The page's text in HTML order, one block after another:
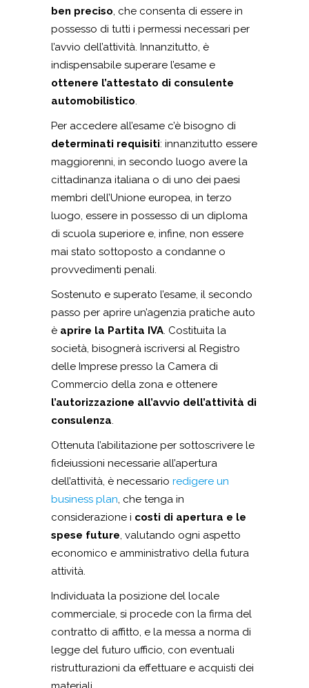
ben preciso, che consenta di essere in
possesso di tutti i permessi necessari per
l’avvio dell’attività. Innanzitutto, è
indispensabile superare l’esame e
ottenere l’attestato di consulente
automobilistico.
Per accedere all’esame c’è bisogno di
determinati requisiti: innanzitutto essere
maggiorenni, in secondo luogo avere la
cittadinanza italiana o di uno dei paesi
membri dell’Unione europea, in terzo
luogo, essere in possesso di un diploma
di scuola superiore e, infine, non essere
mai stato sottoposto a condanne o
provvedimenti penali.
Sostenuto e superato l’esame, il secondo
passo per aprire un’agenzia pratiche auto
è aprire la Partita IVA. Costituita la
società, bisognerà iscriversi al Registro
delle Imprese presso la Camera di
Commercio della zona e ottenere
l’autorizzazione all’avvio dell’attività di
consulenza.
Ottenuta l’abilitazione per sottoscrivere le
fideiussioni necessarie all’apertura
dell’attività, è necessario redigere un
business plan, che tenga in
considerazione i costi di apertura e le
spese future, valutando ogni aspetto
economico e amministrativo della futura
attività.
Individuata la posizione del locale
commerciale, si procede con la firma del
contratto di affitto, e la messa a norma di
legge del futuro ufficio, con eventuali
ristrutturazioni da effettuare e acquisti dei